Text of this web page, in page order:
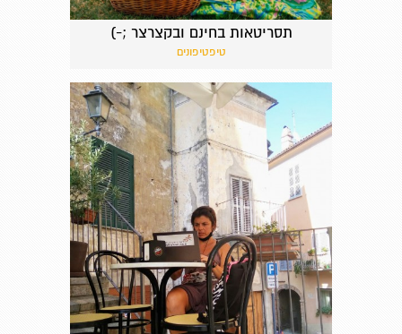
תסריטאות בחינם ובקצרצר ;-)
טיפטיפונים